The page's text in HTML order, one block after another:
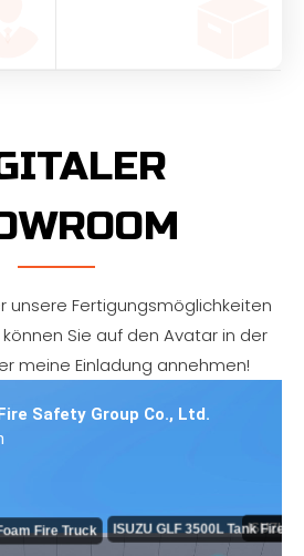
unsere Fertigungsmöglichkeiten
Sie auf den Avatar in der
meine Einladung annehmen!